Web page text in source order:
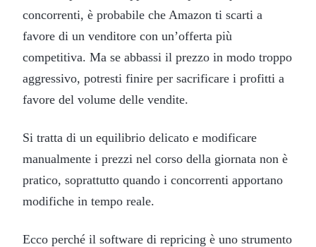
concorrenti, è probabile che Amazon ti scarti a
favore di un venditore con un’offerta più
competitiva. Ma se abbassi il prezzo in modo troppo
aggressivo, potresti finire per sacrificare i profitti a
favore del volume delle vendite.
Si tratta di un equilibrio delicato e modificare
manualmente i prezzi nel corso della giornata non è
pratico, soprattutto quando i concorrenti apportano
modifiche in tempo reale.
Ecco perché il software di repricing è uno strumento